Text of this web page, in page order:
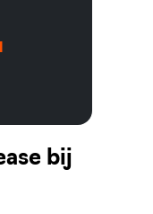
bij